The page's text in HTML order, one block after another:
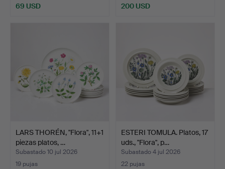
69 USD 200 USD
LARS THORÉN, "Flora", 11+1
piezas platos, …
Subastado 10 jul 2026
19 pujas
ESTERI TOMULA. Platos, 17
uds., "Flora", p…
Subastado 4 jul 2026
22 pujas